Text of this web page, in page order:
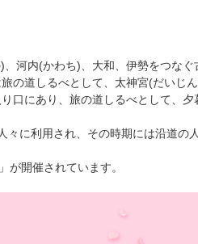
河内(かわち)、大和、伊勢をつなぐ
の道しるべとして、太神宮(だいじ
口にあり、旅の道しるべとして、夕
々に利用され、その時期には沿道の
が開催されています。